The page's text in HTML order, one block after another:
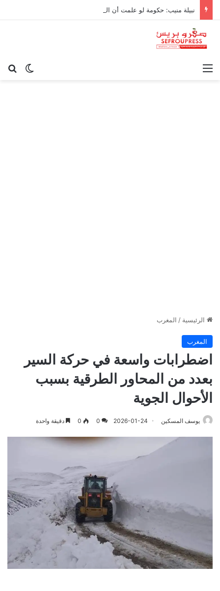
الوضع القائمة
الرئيسية / المغرب
المغرب
اضطرابات واسعة في حركة السير
بعدد من المحاور الطرقية بسبب
الأحوال الجوية
يوسف المسكين 2026-01-24
0
0 دقيقة واحدة